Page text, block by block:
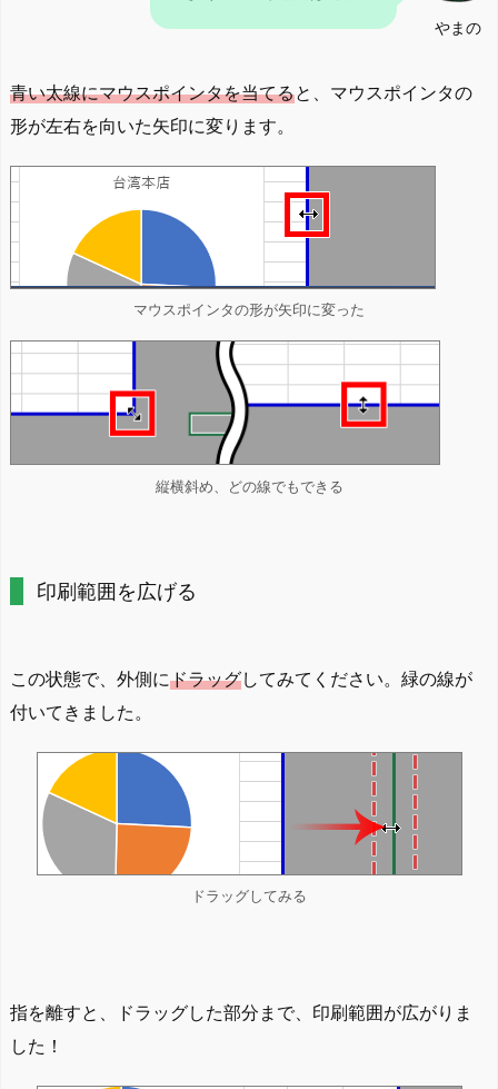
やまの
青い太線にマウスポインタを当てると、マウスポインタの
形が左右を向いた矢印に変ります。
マウスポインタの形が矢印に変った
縦横斜め、どの線でもできる
印刷範囲を広げる
この状態で、外側にドラッグしてみてください。緑の線が
付いてきました。
ドラッグしてみる
指を離すと、ドラッグした部分まで、印刷範囲が広がりま
した！